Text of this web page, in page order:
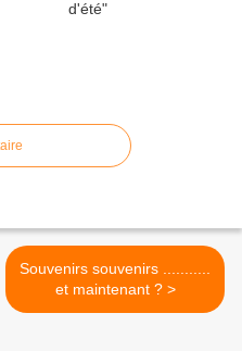
Souvenirs souvenirs ...........
et maintenant ? >